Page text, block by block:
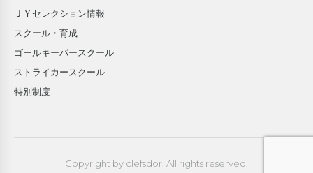
ＪＹセレクション情報
スクール・育成
ゴールキーパースクール
ストライカースクール
特別制度
Copyright by clefsdor. All rights reserved.